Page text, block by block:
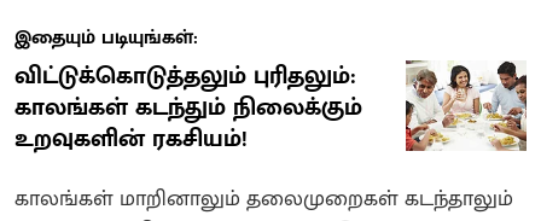
இதையும் படியுங்கள்:
விட்டுக்கொடுத்தலும் புரிதலும்:
காலங்கள் கடந்தும் நிலைக்கும்
உறவுகளின் ரகசியம்!
காலங்கள் மாறினாலும் தலைமுறைகள் கடந்தாலும்